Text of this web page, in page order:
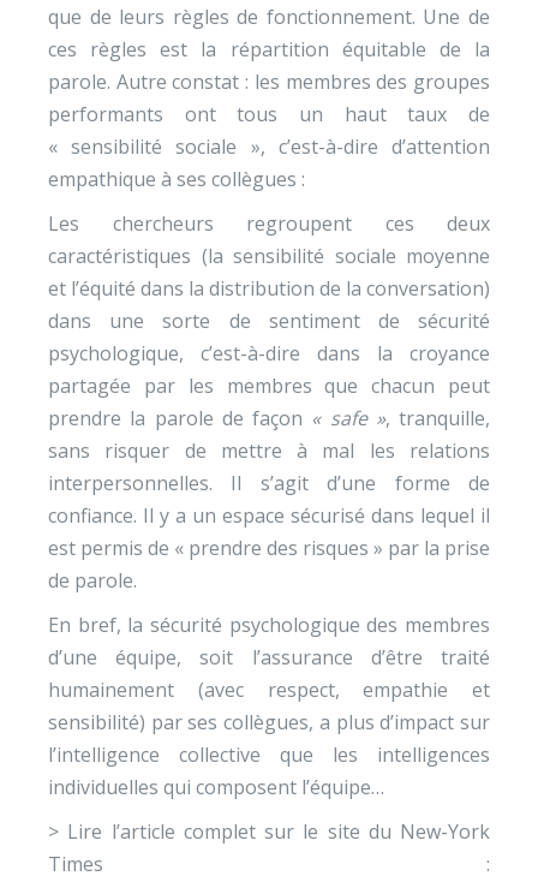
que de leurs règles de fonctionnement. Une de
ces règles est la répartition équitable de la
parole. Autre constat : les membres des groupes
performants ont tous un haut taux de
« sensibilité sociale », c’est-à-dire d’attention
empathique à ses collègues :
Les chercheurs regroupent ces deux
caractéristiques (la sensibilité sociale moyenne
et l’équité dans la distribution de la conversation)
dans une sorte de sentiment de sécurité
psychologique, c’est-à-dire dans la croyance
partagée par les membres que chacun peut
prendre la parole de façon « safe », tranquille,
sans risquer de mettre à mal les relations
interpersonnelles. Il s’agit d’une forme de
confiance. Il y a un espace sécurisé dans lequel il
est permis de « prendre des risques » par la prise
de parole.
En bref, la sécurité psychologique des membres
d’une équipe, soit l’assurance d’être traité
humainement (avec respect, empathie et
sensibilité) par ses collègues, a plus d’impact sur
l’intelligence collective que les intelligences
individuelles qui composent l’équipe…
> Lire l’article complet sur le site du New-York
Times :